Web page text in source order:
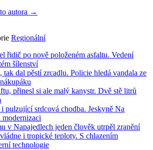
autora →
Regionální
řidič po nově položeném asfaltu. Vedení
šílenství
dal pěstí zrcadlu. Policie hledá vandala ze
přinesl si ale malý kanystr. Dvě stě litrů
pulzující srdcová chodba. Jeskyně Na
modernizaci
v Napajedlech jeden člověk utrpěl zranění
i tropické teploty. S chlazením
technologie